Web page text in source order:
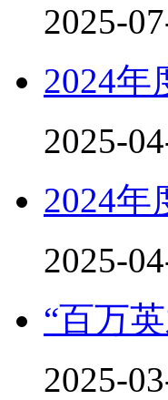
2025-
2024年
2025-
2024年
2025-
“百万
2025-